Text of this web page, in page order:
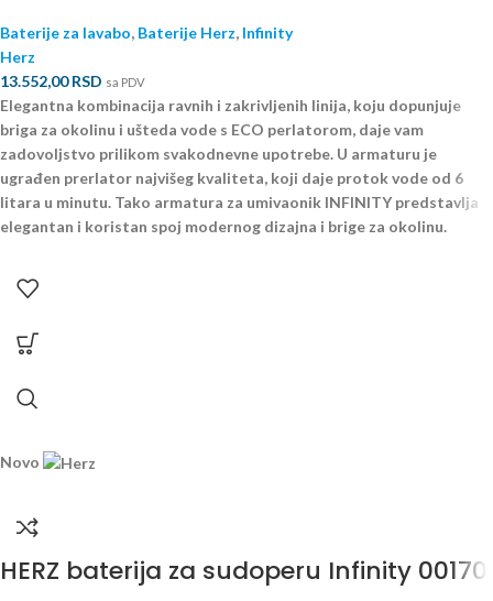
Baterije za lavabo, Baterije Herz, Infinity
Herz
13.552,00RSD sa PDV
Elegantna kombinacija ravnih i zakrivljenih linija, koju dopunjuje
briga za okolinu i ušteda vode s ECO perlatorom, daje vam
zadovoljstvo prilikom svakodnevne upotrebe. U armaturu je
ugrađen prerlator najvišeg kvaliteta, koji daje protok vode od 6
litara u minutu. Tako armatura za umivaonik INFINITY predstavlja
elegantan i koristan spoj modernog dizajna i brige za okolinu.
Novo
HERZ baterija za sudoperu Infinity 00170